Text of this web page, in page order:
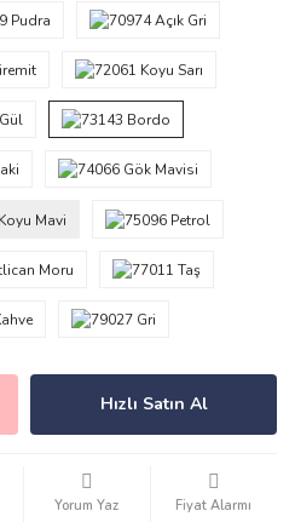
Hızlı Satın Al
Yorum Yaz Fiyat Alarmı